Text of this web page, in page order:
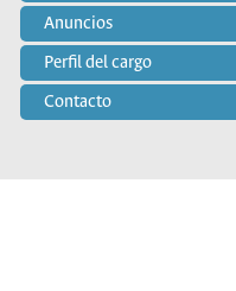
Anuncios
Perfil del cargo
Contacto